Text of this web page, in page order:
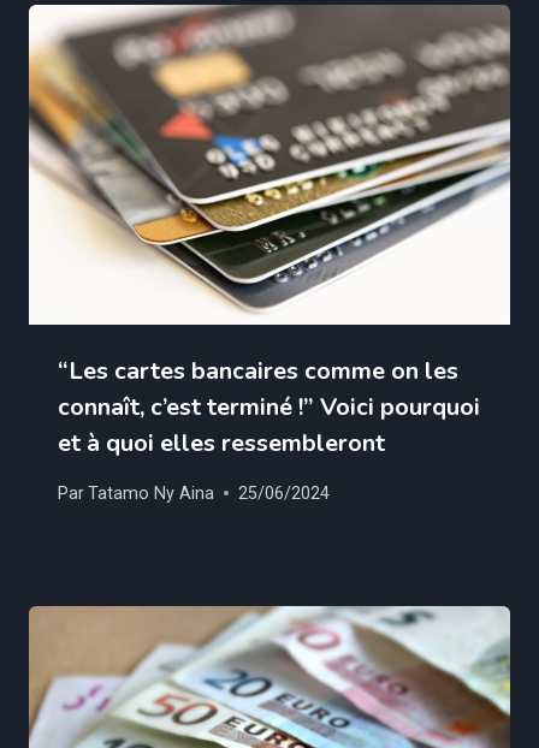
“Les cartes bancaires comme on les
connaît, c’est terminé !” Voici pourquoi
et à quoi elles ressembleront
ParTatamo Ny Aina 25/06/2024